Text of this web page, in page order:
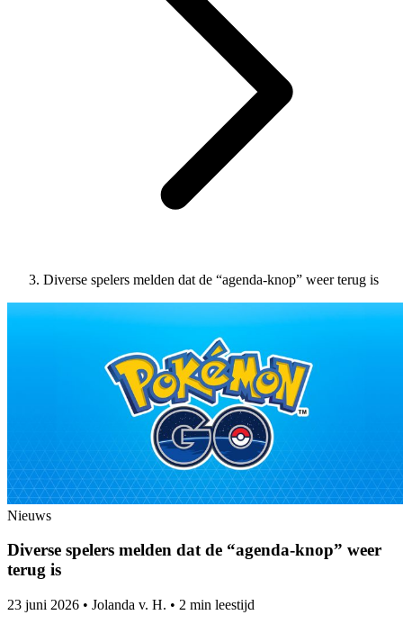
Diverse spelers melden dat de “agenda-knop” weer terug is
Nieuws
Diverse spelers melden dat de “agenda-knop” weer
terug is
23 juni 2026 • Jolanda v. H. • 2 min leestijd